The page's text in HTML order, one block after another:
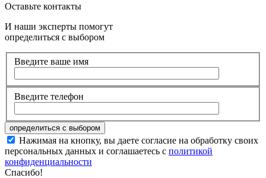
Оставьте контакты
И наши эксперты помогут
определиться с выбором
Введите ваше имя
Введите телефон
Нажимая на кнопку, вы даете согласие на обработку своих
персональных данных и соглашаетесь с политикой
конфиденциальности
Спасибо!